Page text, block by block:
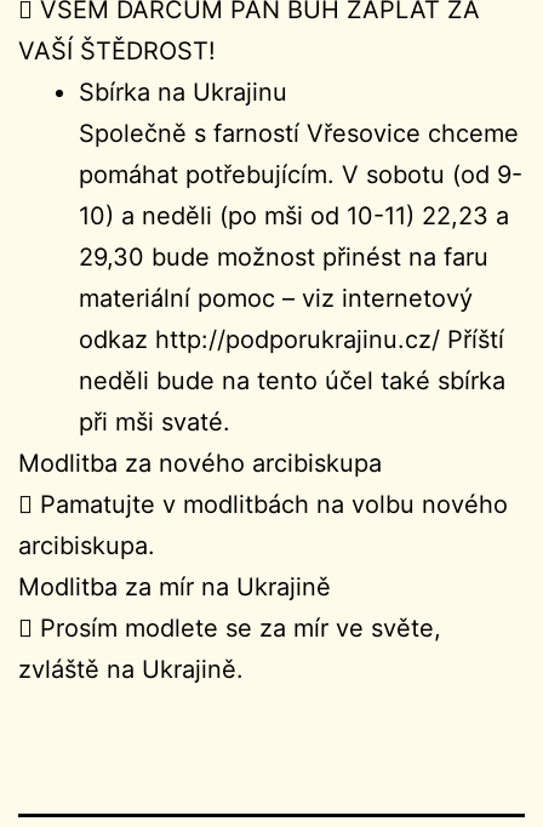
 VŠEM DÁRCŮM PÁN BŮH ZAPLAŤ ZA
VAŠÍ ŠTĚDROST!
Sbírka na Ukrajinu
Společně s farností Vřesovice chceme
pomáhat potřebujícím. V sobotu (od 9-
10) a neděli (po mši od 10-11) 22,23 a
29,30 bude možnost přinést na faru
materiální pomoc – viz internetový
odkaz http://podporukrajinu.cz/ Příští
neděli bude na tento účel také sbírka
při mši svaté.
Modlitba za nového arcibiskupa
 Pamatujte v modlitbách na volbu nového
arcibiskupa.
Modlitba za mír na Ukrajině
 Prosím modlete se za mír ve světe,
zvláště na Ukrajině.